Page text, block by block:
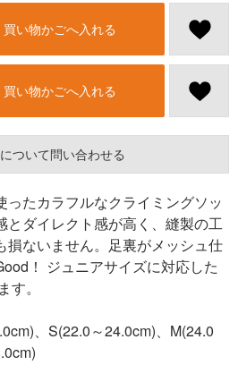
買い物かごへ入れる
買い物かごへ入れる
ついて問い合わせる
ったカラフルなクライミングソッ
とダイレクト感が高く、縫製の工
損ないません。足裏がメッシュ仕
！ ジュニアサイズに対応した
。
、S(22.0～24.0cm)、M(24.0